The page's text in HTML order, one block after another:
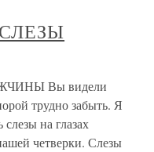
СЛЕЗЫ
Вы видели
трудно забыть. Я
на глазах
четверки. Слезы